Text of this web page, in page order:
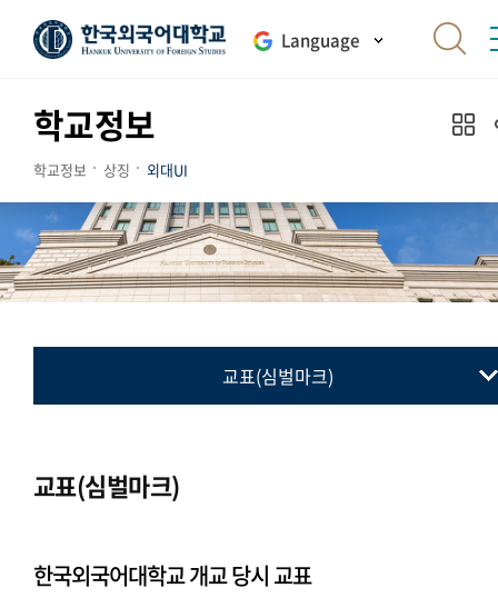
Language
학교정보
학교정보 상징 외대UI
교표(심벌마크)
상징
교표(심벌마크)
한국외국어대학교 개교 당시 교표